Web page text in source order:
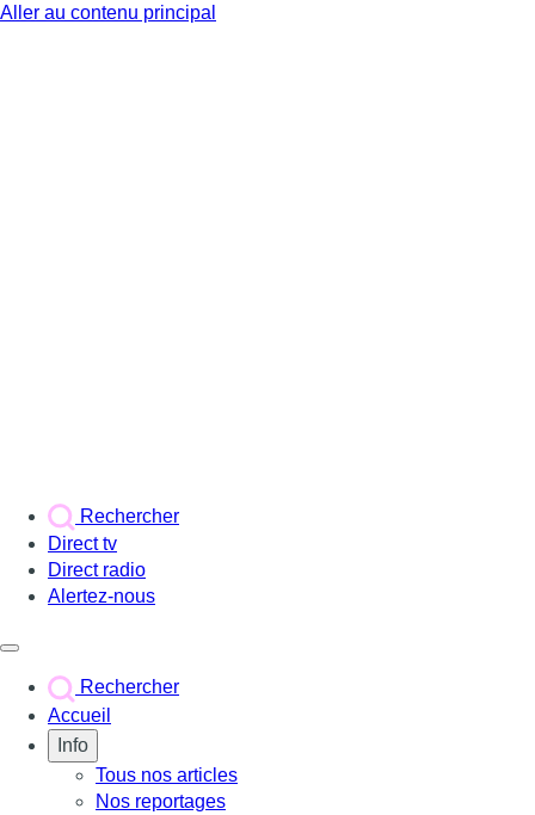
Aller au contenu principal
Rechercher
Direct tv
Direct radio
Alertez-nous
Rechercher
Accueil
Info
Tous nos articles
Nos reportages